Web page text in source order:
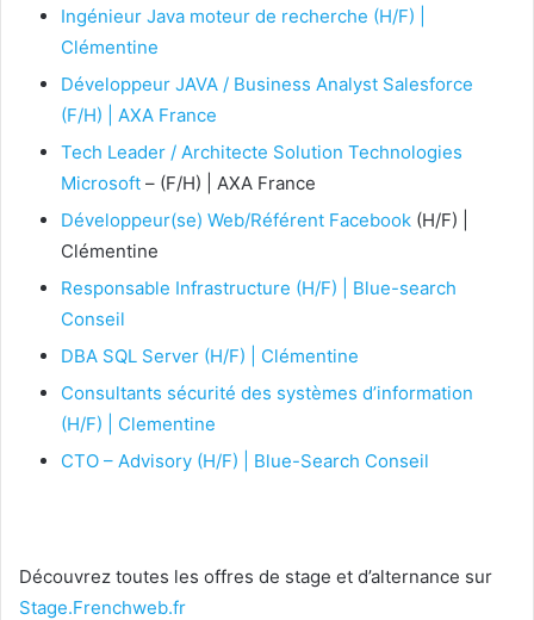
Ingénieur Java moteur de recherche (H/F) |
Clémentine
Développeur JAVA / Business Analyst Salesforce
(F/H) | AXA France
Tech Leader / Architecte Solution Technologies
Microsoft – (F/H) | AXA France
Développeur(se) Web/Référent Facebook (H/F) |
Clémentine
Responsable Infrastructure (H/F) | Blue-search
Conseil
DBA SQL Server (H/F) | Clémentine
Consultants sécurité des systèmes d’information
(H/F) | Clementine
CTO – Advisory (H/F) | Blue-Search Conseil
Découvrez toutes les offres de stage et d’alternance sur
Stage.Frenchweb.fr